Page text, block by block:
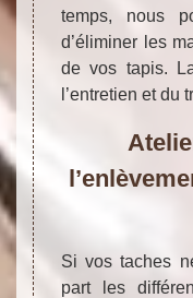
temps, nous
d’éliminer les
de vos tapis.
l’entretien et du
Si vos taches
part les